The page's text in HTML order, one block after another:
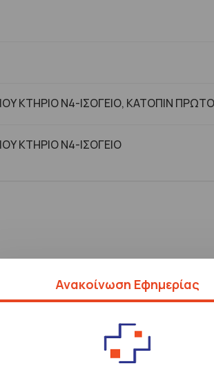
Ανακοίνωση Εφημερίας
ΚΤΗΡΙΟ Ν4-ΙΣΟΓΕΙΟ, ΚΑΤΟΠΙΝ
ΚΤHΡΙΟ Ν4-ΙΣΟΓΕΙΟ